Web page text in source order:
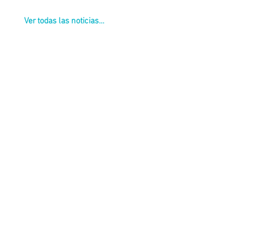
Ver todas las noticias...